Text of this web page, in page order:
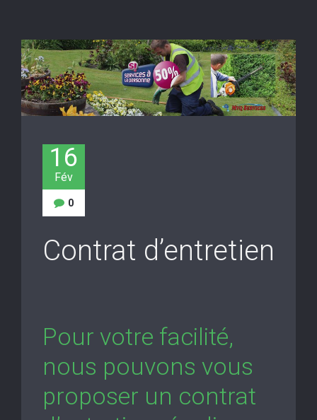
16
Fév
0
Contrat d’entretien
Pour votre facilité,
nous pouvons vous
proposer un contrat